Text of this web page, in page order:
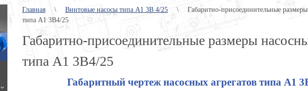
Главная \ Винтовые насосы типа А1 3В 4/25 \
Габаритно-присоединительные размеры
типа А1 3В4/25
Габаритно-присоединительные размеры
типа А1 3В4/25
Габаритный чертеж насосных агрегатов типа А1